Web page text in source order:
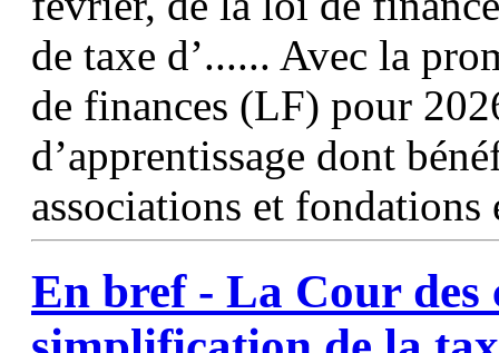
de taxe d’...... Avec la
de finances (LF) pour
d’apprentissage dont
associations et fondations
En bref - La Cour des